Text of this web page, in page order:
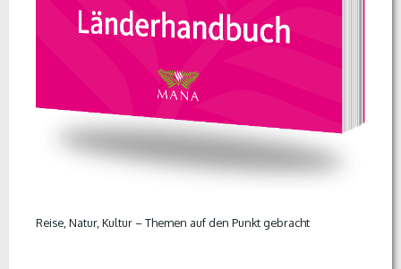
Reise, Natur, Kultur – Themen auf den Punkt gebracht